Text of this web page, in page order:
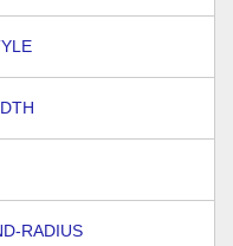
RADIUS